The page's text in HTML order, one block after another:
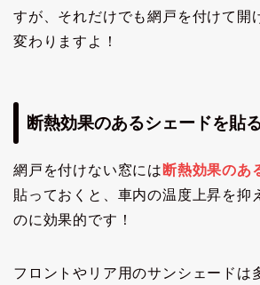
すが、それだけでも網戸を付けて開
変わりますよ！
断熱効果のあるシェードを貼
網戸を付けない窓には 断熱効果のあ
貼っておくと、車内の温度上昇を抑
のに効果的です！
フロントやリア用のサンシェードは